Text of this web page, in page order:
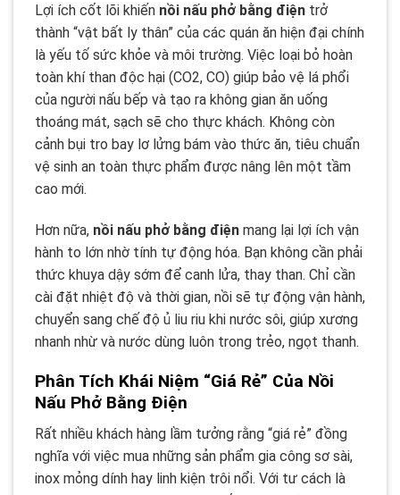
Lợi ích cốt lõi khiến nồi nấu phở bằng điện trở
thành “vật bất ly thân” của các quán ăn hiện đại chính
là yếu tố sức khỏe và môi trường. Việc loại bỏ hoàn
toàn khí than độc hại (CO2, CO) giúp bảo vệ lá phổi
của người nấu bếp và tạo ra không gian ăn uống
thoáng mát, sạch sẽ cho thực khách. Không còn
cảnh bụi tro bay lơ lửng bám vào thức ăn, tiêu chuẩn
vệ sinh an toàn thực phẩm được nâng lên một tầm
cao mới.
Hơn nữa, nồi nấu phở bằng điện mang lại lợi ích vận
hành to lớn nhờ tính tự động hóa. Bạn không cần phải
thức khuya dậy sớm để canh lửa, thay than. Chỉ cần
cài đặt nhiệt độ và thời gian, nồi sẽ tự động vận hành,
chuyển sang chế độ ủ liu riu khi nước sôi, giúp xương
nhanh nhừ và nước dùng luôn trong trẻo, ngọt thanh.
Phân Tích Khái Niệm “Giá Rẻ” Của Nồi
Nấu Phở Bằng Điện
Rất nhiều khách hàng lầm tưởng rằng “giá rẻ” đồng
nghĩa với việc mua những sản phẩm gia công sơ sài,
inox mỏng dính hay linh kiện trôi nổi. Với tư cách là